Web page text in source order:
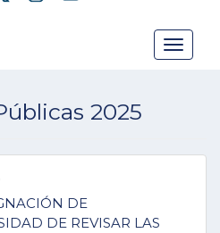
Toggle
2025
DE
DE REVISAR LAS